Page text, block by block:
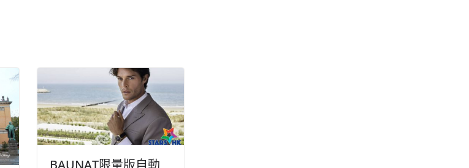
BAUNAT限量版自動